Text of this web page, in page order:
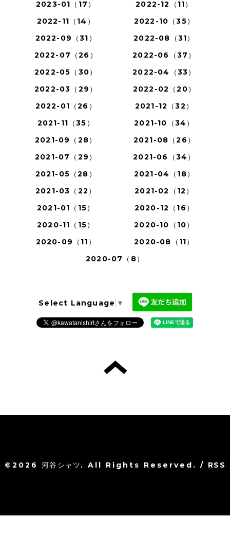
2023-01（17）
2022-12（11）
2022-11（14）
2022-10（35）
2022-09（31）
2022-08（31）
2022-07（26）
2022-06（37）
2022-05（30）
2022-04（33）
2022-03（29）
2022-02（20）
2022-01（26）
2021-12（32）
2021-11（35）
2021-10（34）
2021-09（28）
2021-08（26）
2021-07（29）
2021-06（34）
2021-05（28）
2021-04（18）
2021-03（22）
2021-02（12）
2021-01（15）
2020-12（16）
2020-11（15）
2020-10（10）
2020-09（11）
2020-08（11）
2020-07（8）
Select Language ▼
©2026河谷シャツ. All Rights Reserved. / RSS